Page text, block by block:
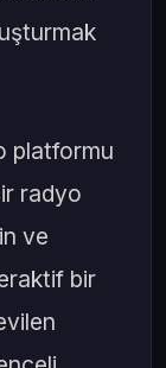
platformu
radyo
ve
bir